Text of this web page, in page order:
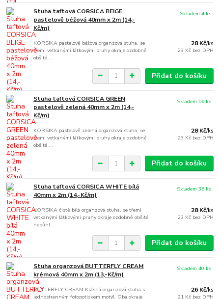
Stuha taftová CORSICA BEIGE
pastelově béžová 40mm x 2m (14,-
Kč/m)
KORSIKA pastelově béžová organzová stuha, se
třemi vetkanými látkovými pruhy okraje ozdobně
obšité ...
28 Kč/ks
23 Kč bez DPH
Skladem 4 ks
Přidat do košíku
Stuha taftová CORSICA GREEN
pastelově zelená 40mm x 2m (14,-
Kč/m)
KORSIKA pastelově zelená organzová stuha, se
třemi vetkanými látkovými pruhy okraje ozdobně
obšité ...
28 Kč/ks
23 Kč bez DPH
Skladem 56 ks
Přidat do košíku
Stuha taftová CORSICA WHITE bílá
40mm x 2m (14,-Kč/m)
KORSIKA čistě bílá organzová stuha, se třemi
vetkanými látkovými pruhy okraje ozdobně obšité
nepůhl...
28 Kč/ks
23 Kč bez DPH
Skladem 35 ks
Přidat do košíku
Stuha organzová BUTTERFLY CREAM
krémová 40mm x 2m (13,-Kč/m)
BUTTERFLY CREAM Krásná organzová stuha s
jednostranným fotopotiskem motýl. Oba okraje
26 Kč/ks
21 Kč bez DPH
Skladem 40 ks